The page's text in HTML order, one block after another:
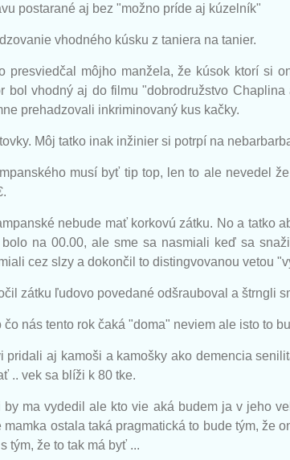
postarané aj bez "možno príde aj kúzelník"
vhodného kúsku z taniera na tanier.
presviedčal môjho manžela, že kúsok ktorí si
bol vhodný aj do filmu "dobrodružstvo
prehadzovali inkriminovaný kus kačky.
Môj tatko inak inžinier si potrpí na
musí byť tip top, len to ale nevedel
nebude mať korkovú zátku. No a tatko
na 00.00, ale sme sa nasmiali keď sa
cez slzy a dokončil to distingvovanou vetou
zátku ľudovo povedané odšrauboval a štrngli
nás tento rok čaká "doma" neviem ale isto to
pridali aj kamoši a kamošky ako demencia
.. vek sa blíži k 80 tke.
by ma vydedil ale kto vie aká budem ja v jeho
ostala taká pragmatická to bude tým, že
tým, že to tak má byť ...